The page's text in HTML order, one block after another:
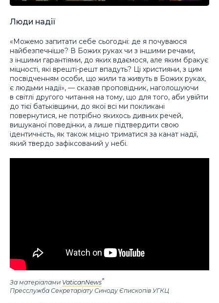
Люди надії
«Можемо запитати себе сьогодні: де я почуваюся
найбезпечніше? В Божих руках чи з іншими речами,
з іншими гарантіями, до яких вдаємося, але яким бракує
міцності, які врешті-решт впадуть? Ці християни, з цим
посвідченням особи, що жили та живуть в Божих руках,
є людьми надії», — сказав проповідник, наголошуючи
в світлі другого читання на тому, що для того, аби увійти
до тієї батьківщини, до якої всі ми покликані
повернутися, не потрібно якихось дивних речей,
вишуканої поведінки, а лише підтвердити свою
ідентичність, як також міцно триматися за канат надії,
який твердо зафіксований у небі.
За матеріалами VaticanNews
Пресслужба Секретаріату Синоду Єпископів УГКЦ